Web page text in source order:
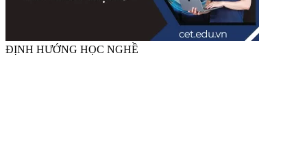
ĐỊNH HƯỚNG HỌC NGHỀ